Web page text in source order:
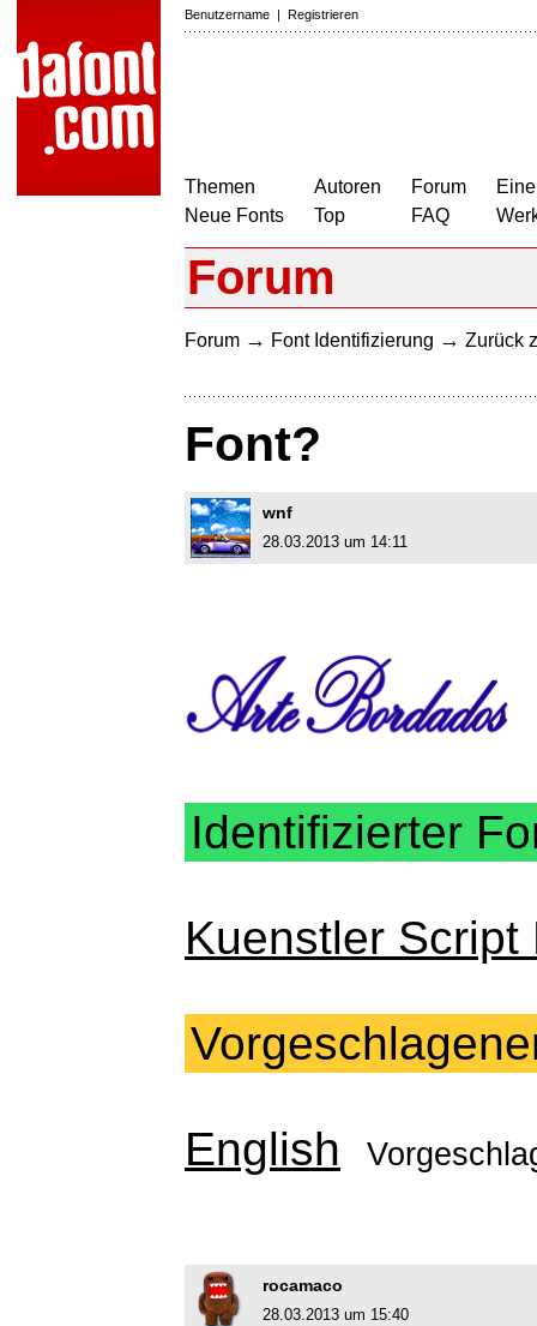
Benutzername | Registrieren
Themen
Neue Fonts
Autoren
Top
Forum
FAQ
Forum
Forum → Font Identifizierung → Zurück
Font?
wnf
28.03.2013 um 14:11
Identifizierter
Kuenstler Script
English
rocamaco
28.03.2013 um 15:40